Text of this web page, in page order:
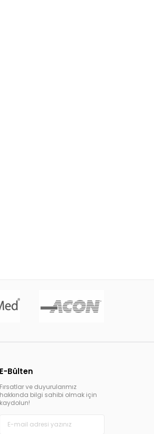
E-Bülten
Fırsatlar ve duyurularımız
hakkında bilgi sahibi olmak için
kaydolun!